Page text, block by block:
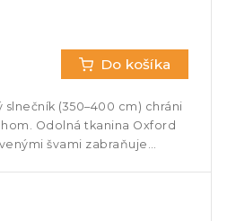
Do košíka
(350–400 cm) chráni
Odolná tkanina Oxford
švami zabraňuje